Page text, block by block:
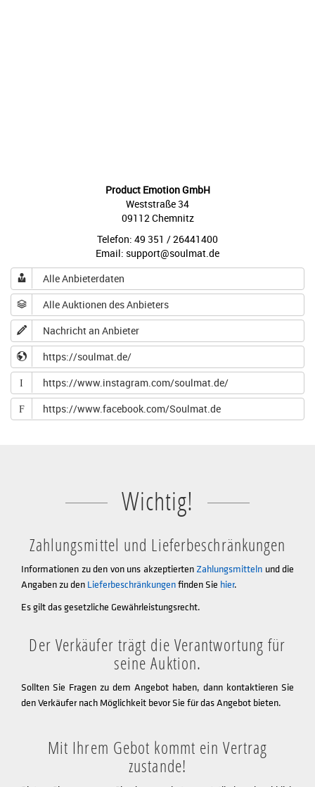
Product Emotion GmbH
Weststraße 34
09112 Chemnitz
Telefon: 49 351 / 26441400
Email: support@soulmat.de
Alle Anbieterdaten
Alle Auktionen des Anbieters
Nachricht an Anbieter
https://soulmat.de/
I https://www.instagram.com/soulmat.de/
F https://www.facebook.com/Soulmat.de
Wichtig!
Zahlungsmittel und Lieferbeschränkungen
Informationen zu den von uns akzeptierten Zahlungsmitteln und die
Angaben zu den Lieferbeschränkungenfinden Sie hier.
Es gilt das gesetzliche Gewährleistungsrecht.
Der Verkäufer trägt die Verantwortung für
seine Auktion.
Sollten Sie Fragen zu dem Angebot haben, dann kontaktieren Sie
den Verkäufer nach Möglichkeit bevor Sie für das Angebot bieten.
Mit Ihrem Gebot kommt ein Vertrag
zustande!